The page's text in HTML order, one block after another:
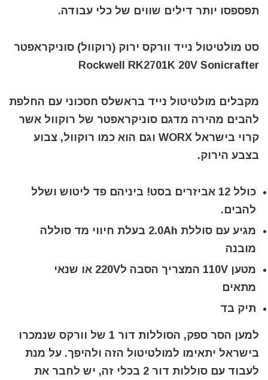
תפספסו יותר דילים שווים של כלי עבודה.
סט מולטיטול נייד וורקס ירוק (רוקוול) סוניקראפטר
Rockwell RK2701K 20V Sonicrafter
מקבלים מולטיטול נייד בראשלס חסכוני עם החלפת
להבים מהירה מדגם סוניקראפטר של רוקוול אשר
קרוי בישראל WORX וגם הוא כמו רוקוול, צבוע
בצבע הירוק.
כולל 12 אביזרים בסט! ביניהם פד ליטוש ושלל
להבים.
מגיע עם סוללת 2.0Ah בעלת חיווי מד סוללה
מובנה
מטען 110V המצריך הסבה ל220V או שנאי
מתאים
תיק בד
למען הסר ספק, הסוללות דור 1 של וורקס שנמכרו
בישראל יתאימו למולטיטול הזה ולהיפך. על מנת
לעבוד עם סוללות דור 2 בכלי זה, יש לחבר את